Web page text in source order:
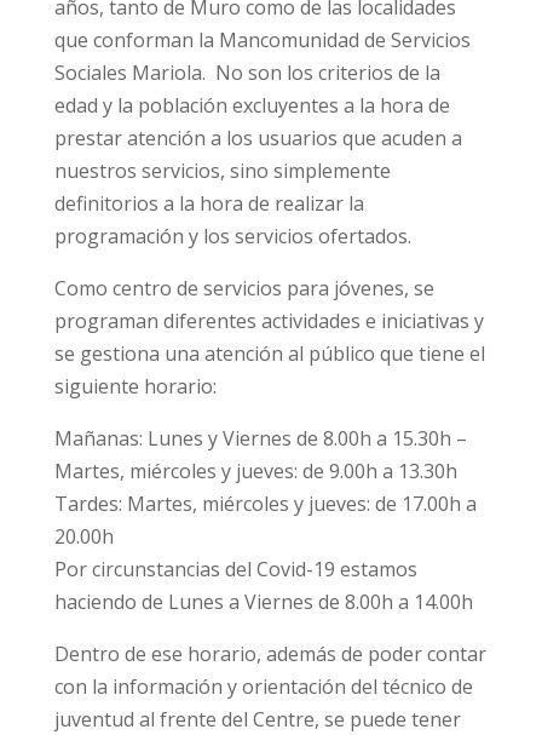
años, tanto de Muro como de las localidades
que conforman la Mancomunidad de Servicios
Sociales Mariola. No son los criterios de la
edad y la población excluyentes a la hora de
prestar atención a los usuarios que acuden a
nuestros servicios, sino simplemente
definitorios a la hora de realizar la
programación y los servicios ofertados.
Como centro de servicios para jóvenes, se
programan diferentes actividades e iniciativas y
se gestiona una atención al público que tiene el
siguiente horario:
Mañanas: Lunes y Viernes de 8.00h a 15.30h –
Martes, miércoles y jueves: de 9.00h a 13.30h
Tardes: Martes, miércoles y jueves: de 17.00h a
20.00h
Por circunstancias del Covid-19 estamos
haciendo de Lunes a Viernes de 8.00h a 14.00h
Dentro de ese horario, además de poder contar
con la información y orientación del técnico de
juventud al frente del Centre, se puede tener